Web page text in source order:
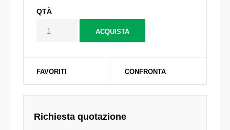
QTÀ
FAVORITI CONFRONTA
Richiesta quotazione